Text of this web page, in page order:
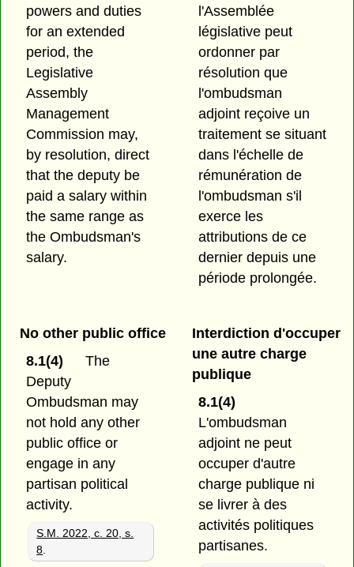
powers and duties
for an extended
period, the
Legislative
Assembly
Management
Commission may,
by resolution, direct
that the deputy be
paid a salary within
the same range as
the Ombudsman's
salary.
l'Assemblée
législative peut
ordonner par
résolution que
l'ombudsman
adjoint reçoive un
traitement se situant
dans l'échelle de
rémunération de
l'ombudsman s'il
exerce les
attributions de ce
dernier depuis une
période prolongée.
No other public office
8.1(4)
The
Deputy
Ombudsman may
not hold any other
public office or
engage in any
partisan political
activity.
S.M. 2022, c. 20, s.
8
Interdiction d'occuper
une autre charge
publique
8.1(4)
L'ombudsman
adjoint ne peut
occuper d'autre
charge publique ni
se livrer à des
activités politiques
partisanes.